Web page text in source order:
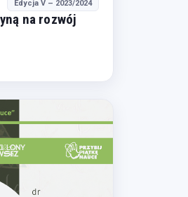
Edycja V – 2023/2024
na rozwój